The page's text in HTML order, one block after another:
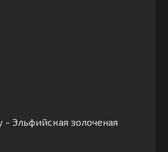
- Эльфийская золоченая